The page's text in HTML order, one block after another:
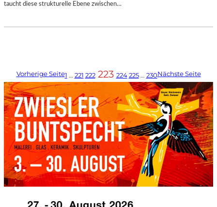
taucht diese strukturelle Ebene zwischen…
Vorherige Seite1 … 221 222 223 224 225 … 230Nächste Seite